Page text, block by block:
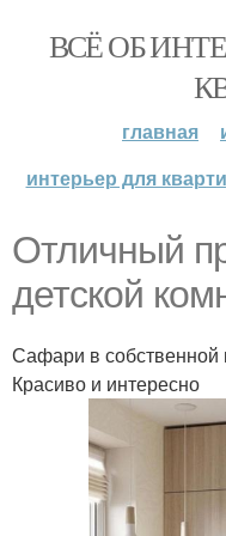
ВСЁ ОБ
главная
интерьер для
Отличный
детской
Сафари в собственной
Красиво и интересно